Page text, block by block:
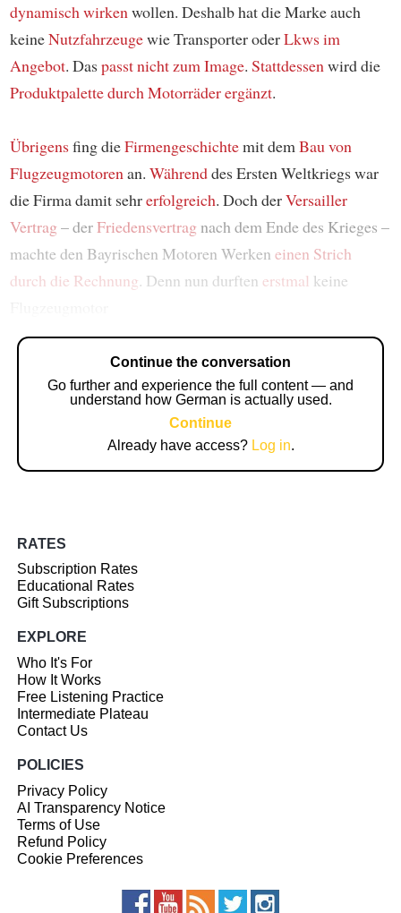
dynamisch wirkenwollen. Deshalb hat die Marke auch
keineNutzfahrzeugewie Transporter oderLkwsim
Angebot. Daspasst nicht zum Image. Stattdessenwird die
Produktpalettedurch Motorräder ergänzt.
Übrigensfing dieFirmengeschichtemit demBau von
Flugzeugmotorenan. Währenddes Ersten Weltkriegs war
die Firma damit sehrerfolgreich. Doch derVersailler
Vertrag– derFriedensvertragnach dem Ende des Krieges –
machte den Bayrischen Motoren Werken einen Strich
durch die Rechnung. Denn nun durften erstmal keine
Continue the conversation
Go further and experience the full content — and
understand how German is actually used.
Continue
Already have access? Log in.
RATES
Subscription Rates
Educational Rates
Gift Subscriptions
EXPLORE
Who It's For
How It Works
Free Listening Practice
Intermediate Plateau
Contact Us
POLICIES
Privacy Policy
AI Transparency Notice
Terms of Use
Refund Policy
Cookie Preferences